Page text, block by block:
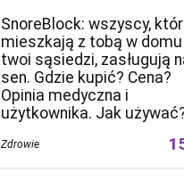
SnoreBlock: wszyscy,
mieszkają z tobą w domu
twoi sąsiedzi, zasługują
sen. Gdzie kupić? Cena?
Opinia medyczna i
użytkownika. Jak
Zdrowie